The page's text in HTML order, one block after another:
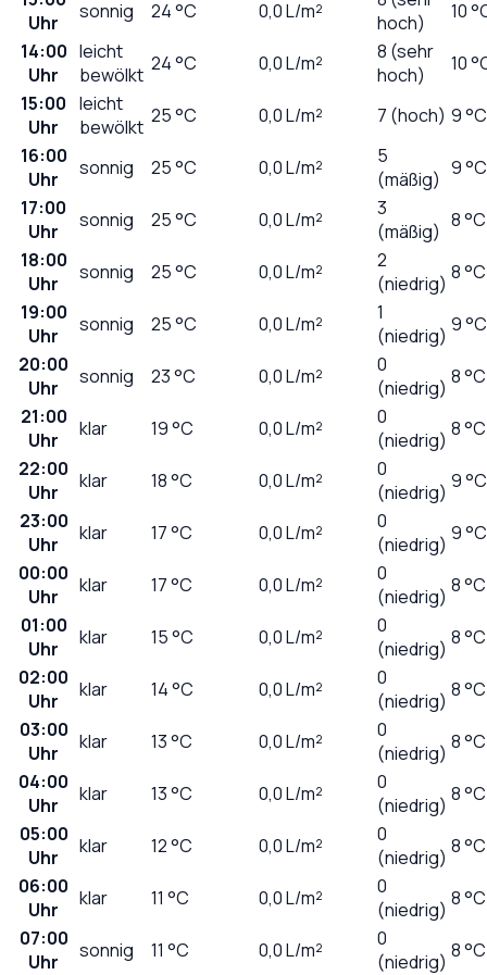
Uhr
sonnig 24°C 0,0L/m²
hoch)
10
14:00
Uhr
leicht
bewölkt 24°C 0,0L/m²
8 (sehr
hoch)
10
15:00
Uhr
leicht
bewölkt 25°C 0,0L/m² 7 (hoch) 9 °C
16:00
Uhr
sonnig 25°C 0,0L/m²
5
(mäßig) 9 °C
17:00
Uhr
sonnig 25°C 0,0L/m²
3
(mäßig) 8 °C
18:00
Uhr
sonnig 25°C 0,0L/m²
2
(niedrig) 8 °C
19:00
Uhr
sonnig 25°C 0,0L/m²
1
(niedrig) 9 °C
20:00
Uhr
sonnig 23°C 0,0L/m²
0
(niedrig) 8 °C
21:00
Uhr
klar 19°C 0,0L/m²
0
(niedrig) 8 °C
22:00
Uhr
klar 18°C 0,0L/m²
0
(niedrig) 9 °C
23:00
Uhr
klar 17°C 0,0L/m²
0
(niedrig) 9 °C
00:00
Uhr
klar 17°C 0,0L/m²
0
(niedrig) 8 °C
01:00
Uhr
klar 15°C 0,0L/m²
0
(niedrig) 8 °C
02:00
Uhr
klar 14°C 0,0L/m²
0
(niedrig) 8 °C
03:00
Uhr
klar 13°C 0,0L/m²
0
(niedrig) 8 °C
04:00
Uhr
klar 13°C 0,0L/m²
0
(niedrig) 8 °C
05:00
Uhr
klar 12°C 0,0L/m²
0
(niedrig) 8 °C
06:00
Uhr
klar 11 °C 0,0L/m²
0
(niedrig) 8 °C
07:00
Uhr
sonnig 11 °C 0,0L/m²
0
(niedrig) 8 °C